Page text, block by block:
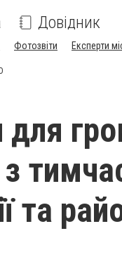
Довідник
Фотозвіти Експерти
для
та